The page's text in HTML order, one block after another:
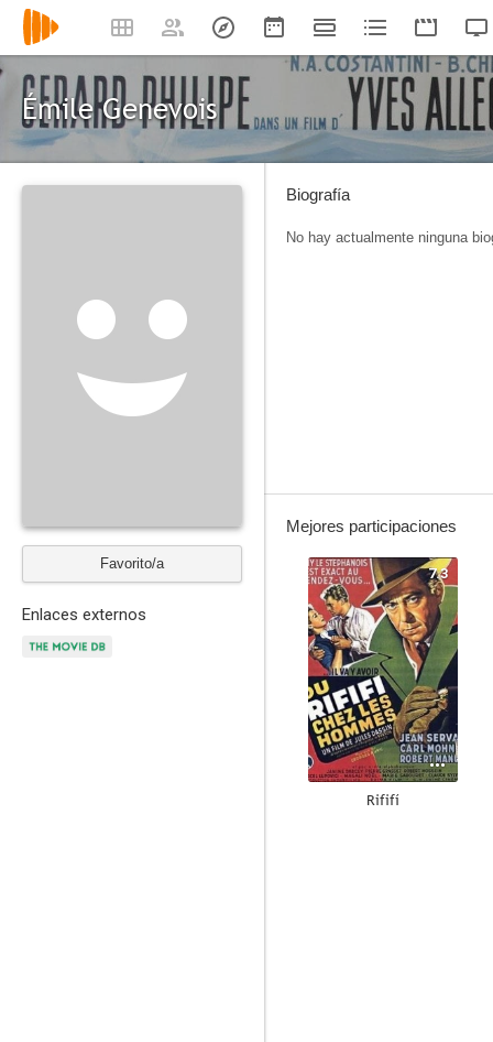
Émile Genevois
Favorito/a
Enlaces externos
Biografía
No hay actualmente ninguna
Mejores participaciones
7.3
Rififí